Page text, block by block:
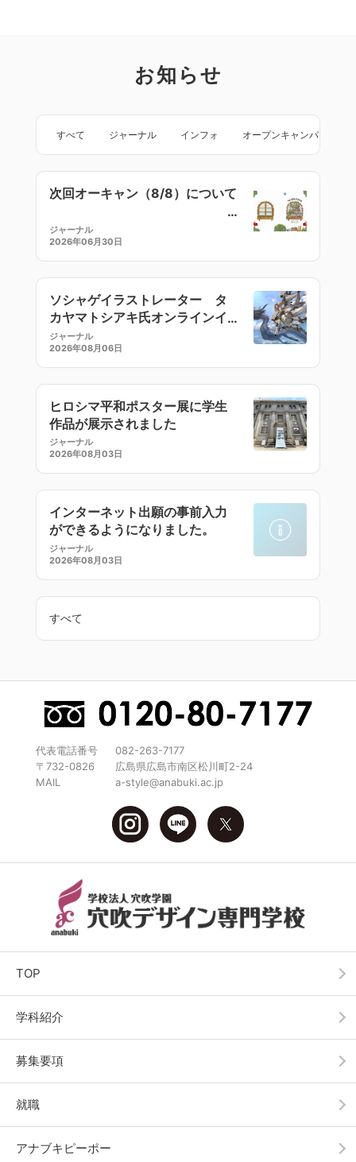
お知らせ
すべて ジャーナル インフォ オープンキャンパス
次回オーキャン（8/8）について
ジャーナル
2026年06月30日
ソシャゲイラストレーター タ
カヤマトシアキ氏オンラインイ
ラストセミナー
ジャーナル
2026年08月06日
ヒロシマ平和ポスター展に学生
作品が展示されました
ジャーナル
2026年08月03日
インターネット出願の事前入力
ができるようになりました。
ジャーナル
2026年08月03日
すべて
代表電話番号
082-263-7177
〒732-0826
広島県広島市南区松川町2-24
MAIL
a-style@anabuki.ac.jp
TOP
学科紹介
募集要項
就職
アナブキピーポー